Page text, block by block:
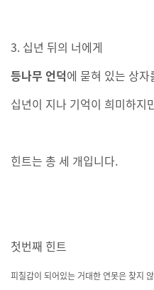
3. 십년 뒤의 너에게
등나무 언덕에 묻혀 있는 상
십년이 지나 기억이 희미하지
힌트는 총 세 개입니다.
첫번째 힌트
피칠갑이 되어있는 거대한 연못은 찾지